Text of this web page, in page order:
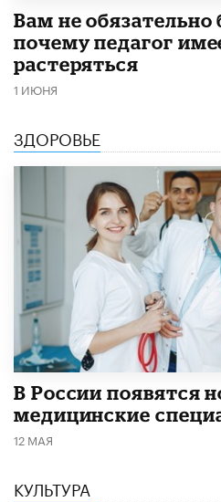
​Вам не обязательно
почему педагог
растеряться
1 ИЮНЯ
ЗДОРОВЬЕ
В России появятся
медицинские
12 МАЯ
КУЛЬТУРА